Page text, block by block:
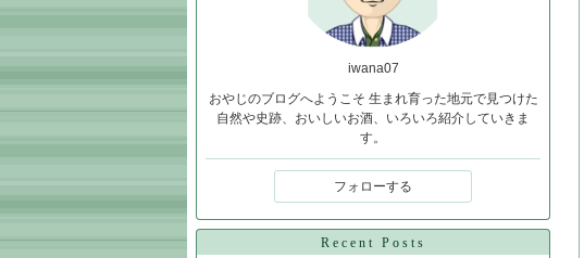
iwana07
おやじのブログへようこそ 生まれ育った地元で見つけた
自然や史跡、おいしいお酒、いろいろ紹介していきま
す。
フォローする
Recent Posts